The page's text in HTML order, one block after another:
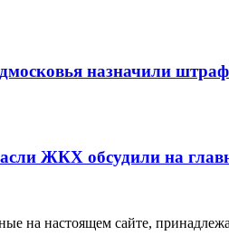
назначили
ЖКХ обсудили на
на настоящем сайте,